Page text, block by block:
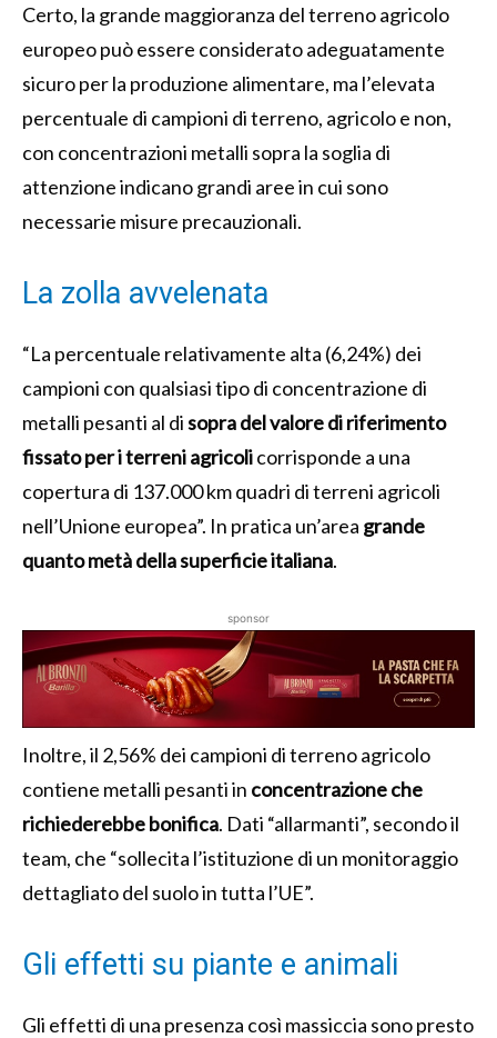
Certo, la grande maggioranza del terreno agricolo
europeo può essere considerato adeguatamente
sicuro per la produzione alimentare, ma l’elevata
percentuale di campioni di terreno, agricolo e non,
con concentrazioni metalli sopra la soglia di
attenzione indicano grandi aree in cui sono
necessarie misure precauzionali.
La zolla avvelenata
“La percentuale relativamente alta (6,24%) dei
campioni con qualsiasi tipo di concentrazione di
metalli pesanti al disopra del valore di riferimento
fissato per i terreni agricolicorrisponde a una
copertura di 137.000 km quadri di terreni agricoli
nell’Unione europea”. In pratica un’area grande
quantometà della superficie italiana.
sponsor
Inoltre, il 2,56% dei campioni di terreno agricolo
contiene metalli pesanti in concentrazione che
richiederebbe bonifica. Dati “allarmanti”, secondo il
team, che “sollecita l’istituzione di un monitoraggio
dettagliato del suolo in tutta l’UE”.
Gli effetti su piante e animali
Gli effetti di una presenza così massiccia sono presto